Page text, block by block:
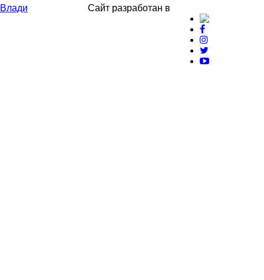
Влади
Сайт разработан в